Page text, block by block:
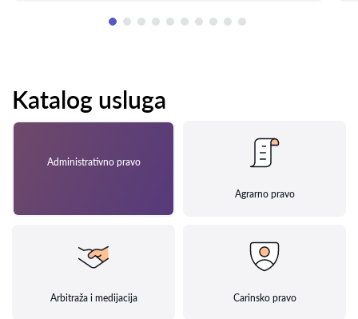
Katalog usluga
Administrativno pravo
Agrarno pravo
Arbitraža i medijacija Carinsko pravo